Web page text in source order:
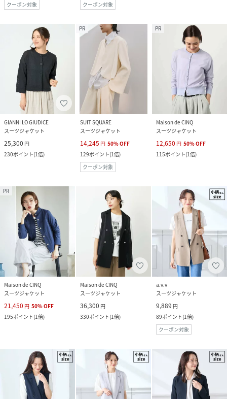
クーポン対象
クーポン対象
GIANNI LO GIUDICE
スーツジャケット
25,300 円
230ポイント(1倍)
PR
SUIT SQUARE
スーツジャケット
14,245 円 50%OFF
129ポイント(1倍)
クーポン対象
PR
Maison de CINQ
スーツジャケット
12,650 円 50%OFF
115ポイント(1倍)
PR
Maison de CINQ
スーツジャケット
21,450 円 50%OFF
195ポイント(1倍)
Maison de CINQ
スーツジャケット
36,300 円
330ポイント(1倍)
a.v.v
スーツジャケット
9,889 円
89ポイント(1倍)
クーポン対象